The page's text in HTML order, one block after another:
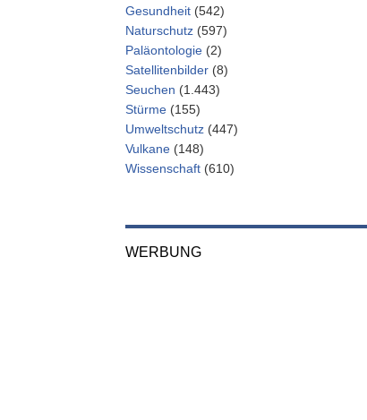
Gesundheit (542)
Naturschutz (597)
Paläontologie (2)
Satellitenbilder (8)
Seuchen (1.443)
Stürme (155)
Umweltschutz (447)
Vulkane (148)
Wissenschaft (610)
WERBUNG